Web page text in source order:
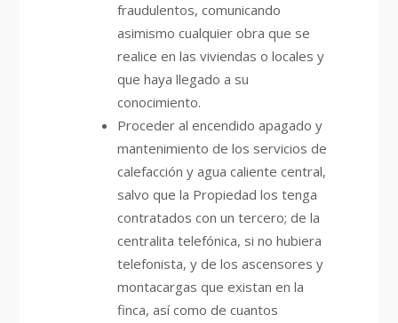
fraudulentos, comunicando
asimismo cualquier obra que se
realice en las viviendas o locales y
que haya llegado a su
conocimiento.
Proceder al encendido apagado y
mantenimiento de los servicios de
calefacción y agua caliente central,
salvo que la Propiedad los tenga
contratados con un tercero; de la
centralita telefónica, si no hubiera
telefonista, y de los ascensores y
montacargas que existan en la
finca, así como de cuantos